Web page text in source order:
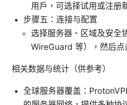
用户，可选择试用或注册
步骤五：连接与配置
选择服务器、区域及安全
WireGuard 等），然后点
相关数据与统计（供参考）
全球服务器覆盖：